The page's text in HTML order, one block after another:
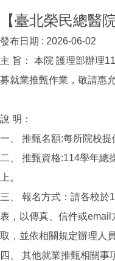
【臺北榮民總醫
發布日期 : 2026-06-02
主 旨： 本院 護理部辦理
募就業推甄作業，敬請惠
說 明：
一、 推甄名額:每所院校提
二、 推甄資格:114學年總
上。
三、 報名方式：請各校於
表，以傳真、信件或
取，並依相關規定辦理人員
四、 其他就業推甄相關事